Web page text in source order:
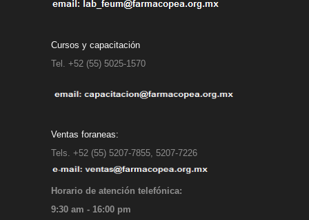
Cursos y capacitación
Tel. +52 (55) 5025-1570
Ventas foraneas:
Tels. +52 (55) 5207-7855, 5207-7226
Horario de atención telefónica:
9:30 am - 16:00 pm